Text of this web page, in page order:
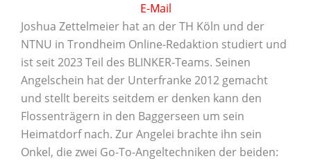
E-Mail
Joshua Zettelmeier hat an der TH Köln und der
NTNU in Trondheim Online-Redaktion studiert und
ist seit 2023 Teil des BLINKER-Teams. Seinen
Angelschein hat der Unterfranke 2012 gemacht
und stellt bereits seitdem er denken kann den
Flossenträgern in den Baggerseen um sein
Heimatdorf nach. Zur Angelei brachte ihn sein
Onkel, die zwei Go-To-Angeltechniken der beiden: